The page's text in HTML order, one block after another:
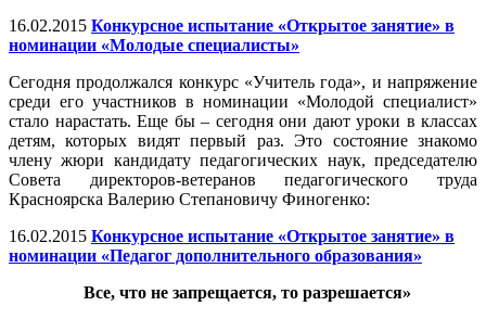
16.02.2015 Конкурсное испытание «Открытое занятие» в
номинации «Молодые специалисты»
Сегодня продолжался конкурс «Учитель года», и напряжение
среди его участников в номинации «Молодой специалист»
стало нарастать. Еще бы – сегодня они дают уроки в классах
детям, которых видят первый раз. Это состояние знакомо
члену жюри кандидату педагогических наук, председателю
Совета директоров-ветеранов педагогического труда
Красноярска Валерию Степановичу Финогенко:
16.02.2015 Конкурсное испытание «Открытое занятие» в
номинации «Педагог дополнительного образования»
Все, что не запрещается, то разрешается»